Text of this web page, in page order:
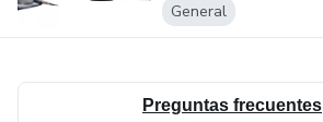
General
Preguntas frecuentes